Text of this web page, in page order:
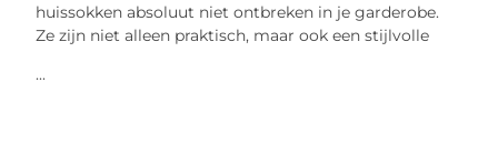
huissokken absoluut niet ontbreken in je garderobe.
Ze zijn niet alleen praktisch, maar ook een stijlvolle
...